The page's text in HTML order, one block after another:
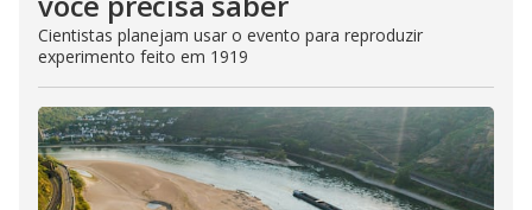
Cientistas planejam usar o evento para reproduzir
experimento feito em 1919